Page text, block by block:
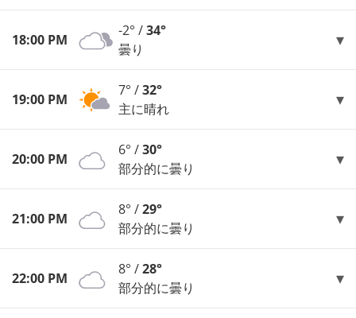
18:00 PM
-2° /34°
曇り
19:00 PM
7° /32°
主に晴れ
20:00 PM
6° /30°
部分的に曇り
21:00 PM
8° /29°
部分的に曇り
22:00 PM
8° /28°
部分的に曇り